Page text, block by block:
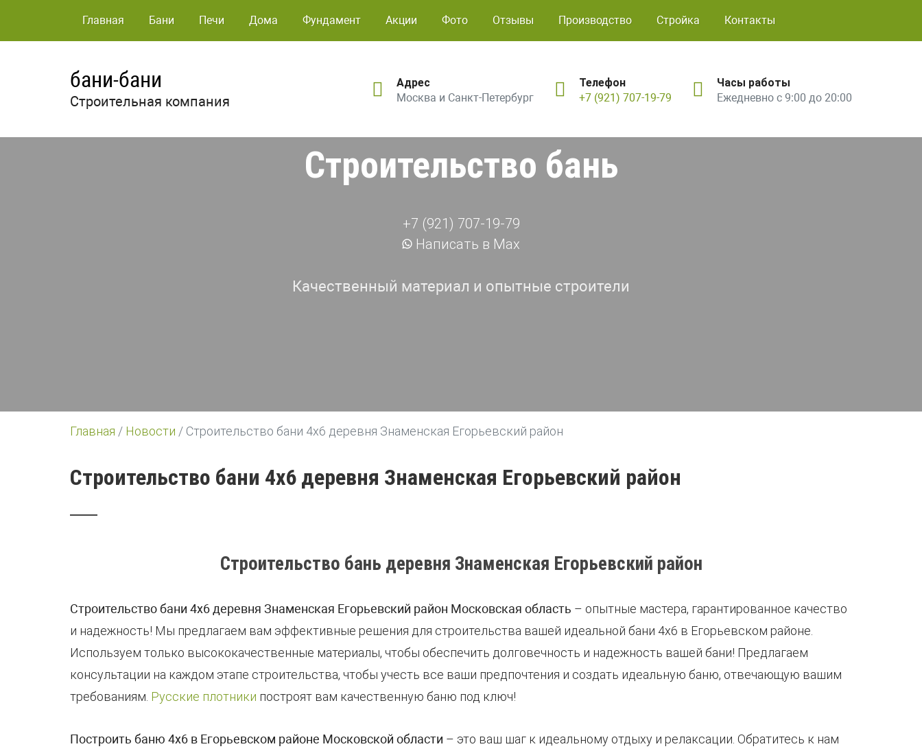
Главная Бани Печи Дома Фундамент Акции Фото Отзывы Производство Стройка Контакты
бани-бани
Строительная компания
Адрес
Москва и Санкт-Петербург
Телефон
+7 (921) 707-19-79
Часы работы
Ежедневно с 9:00 до 20:00
Строительство бань
+7 (921) 707-19-79
Написать в Max
Качественный материал и опытные строители
Главная / Новости / Строительство бани 4х6 деревня Знаменская Егорьевский район
Строительство бани 4х6 деревня Знаменская Егорьевский район
Строительство бань деревня Знаменская Егорьевский район
Строительство бани 4х6 деревня Знаменская Егорьевский район Московская область – опытные мастера, гарантированное качество
и надежность! Мы предлагаем вам эффективные решения для строительства вашей идеальной бани 4х6 в Егорьевском районе.
Используем только высококачественные материалы, чтобы обеспечить долговечность и надежность вашей бани! Предлагаем
консультации на каждом этапе строительства, чтобы учесть все ваши предпочтения и создать идеальную баню, отвечающую вашим
требованиям. Русские плотники построят вам качественную баню под ключ!
Построить баню 4х6 в Егорьевском районе Московской области – это ваш шаг к идеальному отдыху и релаксации. Обратитесь к нам